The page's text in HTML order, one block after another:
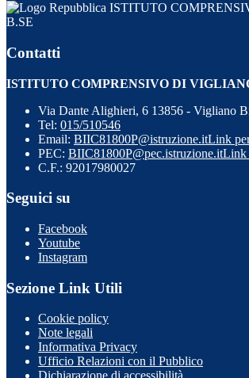
ISTITUTO
B.SE
Contatti
ISTITUTO COMPRENSIVO DI
Via Dante Alighieri, 6 13856 - Vigliano
Tel: 015/510546
Email: BIIC81800P@istruzione.itLink
PEC: BIIC81800P@pec.istruzione.itLink
C.F.: 92017980027
Seguici su
Facebook
Youtube
Instagram
Sezione Link Utili
Cookie policy
Note legali
Informativa Privacy
Ufficio Relazioni con il Pubblico